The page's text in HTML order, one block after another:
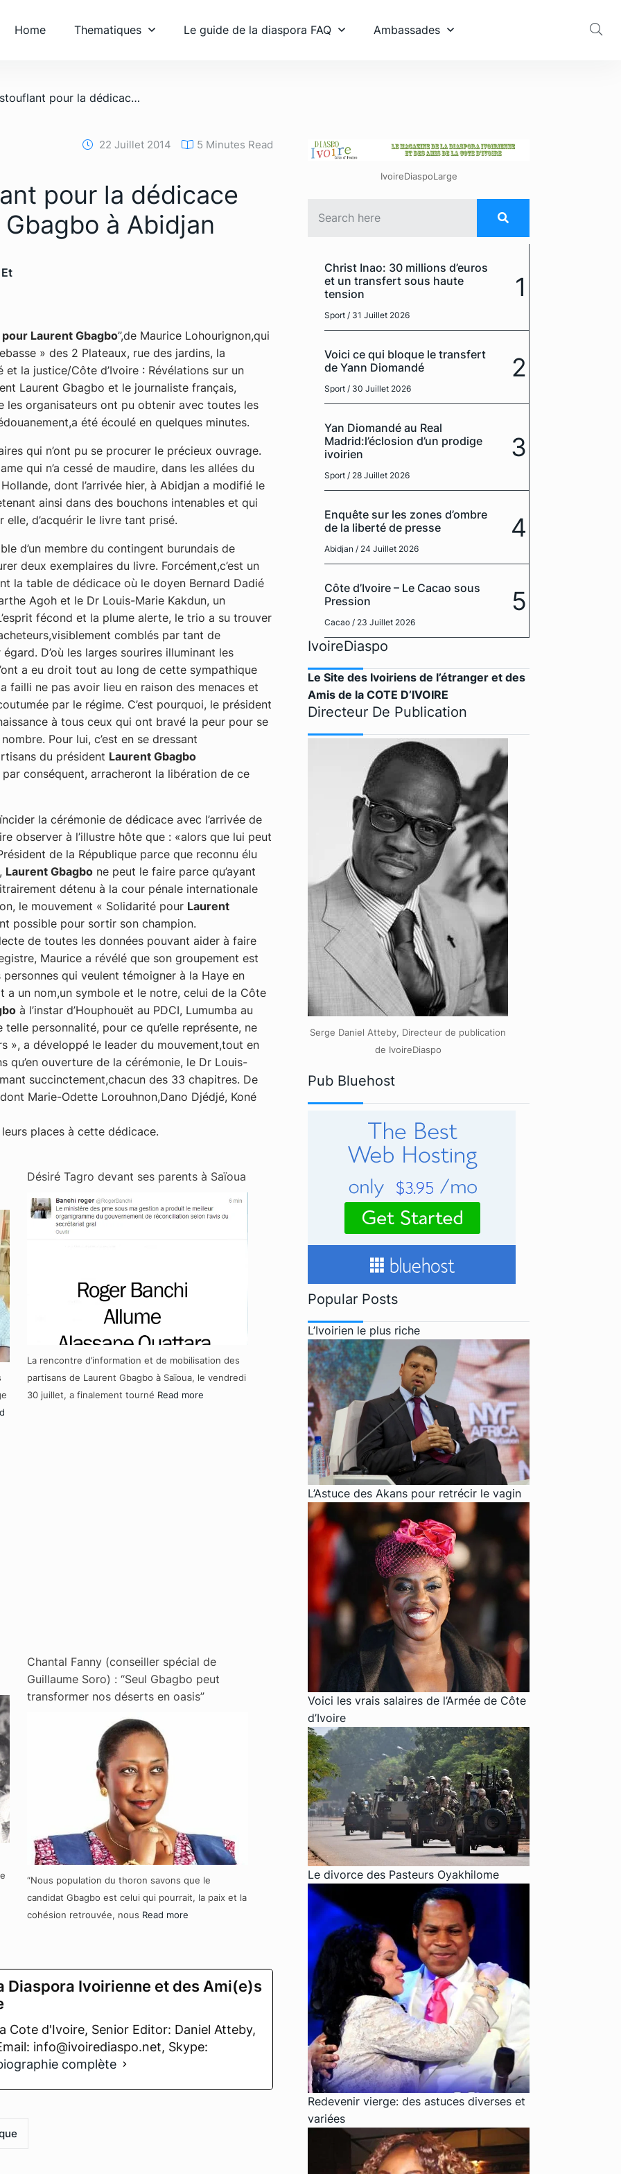
Home Thematiques Le guide de la diaspora FAQ Ambassades
/ Succès époustouflant pour la dédicace du livre de Laurent Gbagbo à Abidjan
22 Juillet 2014 5 Minutes Read
pour la dédicace
à Abidjan
Laurent Gbagbo’’,de Maurice Lohourignon,qui
» des 2 Plateaux, rue des jardins, la
la justice/Côte d’Ivoire : Révélations sur un
Laurent Gbagbo et le journaliste français,
les organisateurs ont pu obtenir avec toutes les
été écoulé en quelques minutes.
qui n’ont pu se procurer le précieux ouvrage.
qui n’a cessé de maudire, dans les allées du
dont l’arrivée hier, à Abidjan a modifié le
ainsi dans des bouchons intenables et qui
d’acquérir le livre tant prisé.
d’un membre du contingent burundais de
deux exemplaires du livre. Forcément,c’est un
la table de dédicace où le doyen Bernard Dadié
Agoh et le Dr Louis-Marie Kakdun, un
fécond et la plume alerte, le trio a su trouver
comblés par tant de
D’où les larges sourires illuminant les
a eu droit tout au long de cette sympathique
failli ne pas avoir lieu en raison des menaces et
par le régime. C’est pourquoi, le président
à tous ceux qui ont bravé la peur pour se
Pour lui, c’est en se dressant
du président Laurent Gbagbo
conséquent, arracheront la libération de ce
la cérémonie de dédicace avec l’arrivée de
observer à l’illustre hôte que : «alors que lui peut
de la République parce que reconnu élu
Laurent Gbagbo ne peut le faire parce qu’ayant
détenu à la cour pénale internationale
le mouvement « Solidarité pour Laurent
possible pour sortir son champion.
de toutes les données pouvant aider à faire
Maurice a révélé que son groupement est
qui veulent témoigner à la Haye en
a un nom,un symbole et le notre, celui de la Côte
à l’instar d’Houphouët au PDCI, Lumumba au
personnalité, pour ce qu’elle représente, ne
», a développé le leader du mouvement,tout en
ouverture de la cérémonie, le Dr Louis-
succinctement,chacun des 33 chapitres. De
Marie-Odette Lorouhnon,Dano Djédjé, Koné
places à cette dédicace.
Désiré Tagro devant ses parents à Saïoua
La rencontre d’information et de mobilisation des
partisans de Laurent Gbagbo à Saïoua, le vendredi
30 juillet, a finalement tourné Read more
Chantal Fanny (conseiller spécial de
Guillaume Soro) : “Seul Gbagbo peut
transformer nos déserts en oasis”
“Nous population du thoron savons que le
candidat Gbagbo est celui qui pourrait, la paix et la
cohésion retrouvée, nous Read more
Diaspora Ivoirienne et des Ami(e)s
Cote d'Ivoire, Senior Editor: Daniel Atteby,
info@ivoirediaspo.net, Skype:
complète
IvoireDiaspoLarge
Christ Inao: 30 millions d’euros
et un transfert sous haute
tension
Sport / 31 Juillet 2026
1
Voici ce qui bloque le transfert
de Yann Diomandé
Sport / 30 Juillet 2026
2
Yan Diomandé au Real
Madrid:l’éclosion d’un prodige
ivoirien
Sport / 28 Juillet 2026
3
Enquête sur les zones d’ombre
de la liberté de presse
Abidjan / 24 Juillet 2026
4
Côte d’Ivoire – Le Cacao sous
Pression
Cacao / 23 Juillet 2026
5
IvoireDiaspo
Le Site des Ivoiriens de l’étranger et des
Amis de la COTE D’IVOIRE
Directeur De Publication
Serge Daniel Atteby, Directeur de publication
de IvoireDiaspo
Pub Bluehost
Popular Posts
L’Ivoirien le plus riche
L’Astuce des Akans pour retrécir le vagin
Voici les vrais salaires de l’Armée de Côte
d’Ivoire
Le divorce des Pasteurs Oyakhilome
Redevenir vierge: des astuces diverses et
variées